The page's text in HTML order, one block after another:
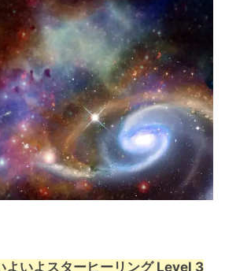
いよスターヒーリング Level 3